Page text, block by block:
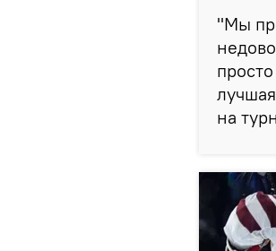
"Мы
на